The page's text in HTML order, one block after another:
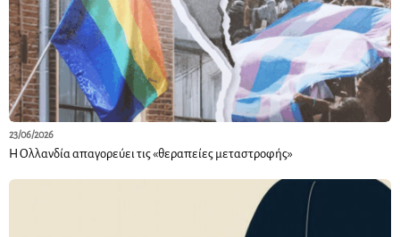
23/06/2026
Η Ολλανδία απαγορεύει τις «θεραπείες μεταστροφής»